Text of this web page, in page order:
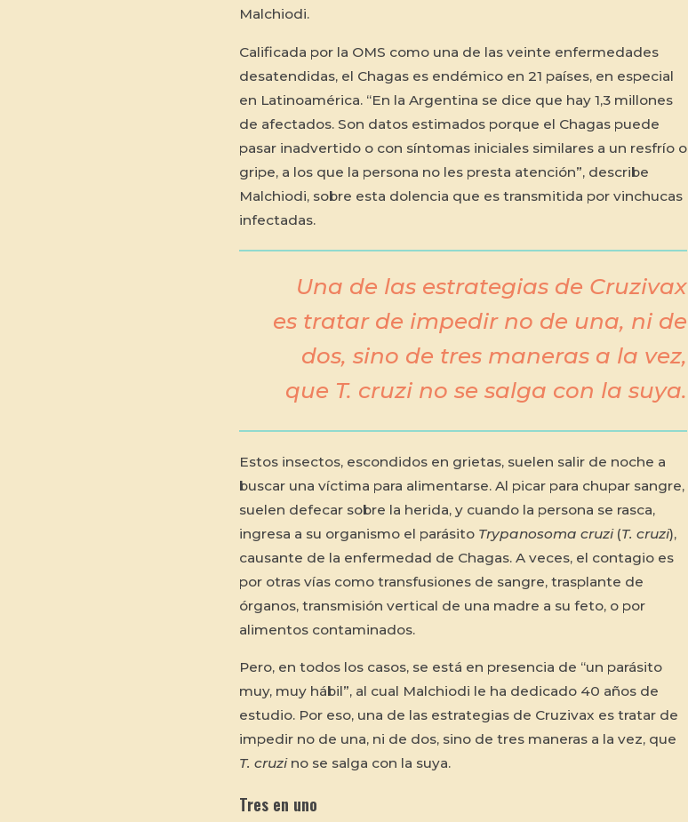
Malchiodi.
Calificada por la OMS como una de las veinte enfermedades
desatendidas, el Chagas es endémico en 21 países, en especial
en Latinoamérica. “En la Argentina se dice que hay 1,3 millones
de afectados. Son datos estimados porque el Chagas puede
pasar inadvertido o con síntomas iniciales similares a un resfrío o
gripe, a los que la persona no les presta atención”, describe
Malchiodi, sobre esta dolencia que es transmitida por vinchucas
infectadas.
Una de las estrategias de Cruzivax
es tratar de impedir no de una, ni de
dos, sino de tres maneras a la vez,
que T. cruzino se salga con la suya.
Estos insectos, escondidos en grietas, suelen salir de noche a
buscar una víctima para alimentarse. Al picar para chupar sangre,
suelen defecar sobre la herida, y cuando la persona se rasca,
ingresa a su organismo el parásito Trypanosoma cruzi(T. cruzi),
causante de la enfermedad de Chagas. A veces, el contagio es
por otras vías como transfusiones de sangre, trasplante de
órganos, transmisión vertical de una madre a su feto, o por
alimentos contaminados.
Pero, en todos los casos, se está en presencia de “un parásito
muy, muy hábil”, al cual Malchiodi le ha dedicado 40 años de
estudio. Por eso, una de las estrategias de Cruzivax es tratar de
impedir no de una, ni de dos, sino de tres maneras a la vez, que
T. cruzino se salga con la suya.
Tres en uno